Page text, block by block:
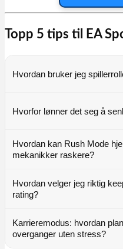
Topp 5 tips til EA
Hvordan bruker jeg
Hvorfor lønner det seg å
Hvordan kan Rush Mode
mekanikker raskere?
Hvordan velger jeg riktig
rating?
Karrieremodus: hvordan
overganger uten stress?